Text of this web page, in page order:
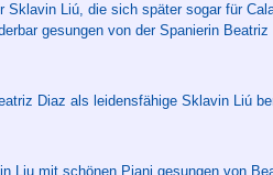
Sklavin Liú, die sich später sogar für
gesungen von der Spanierin
Diaz als leidensfähige Sklavin Liú
Liu mit schönen Piani gesungen von